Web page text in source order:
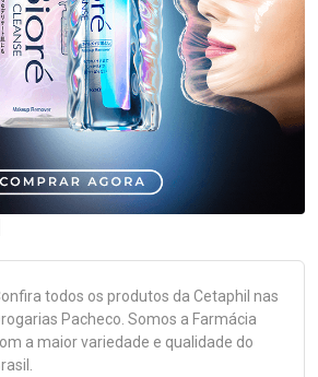
todos os produtos da Cetaphil nas
Pacheco. Somos a Farmácia
a maior variedade e qualidade do